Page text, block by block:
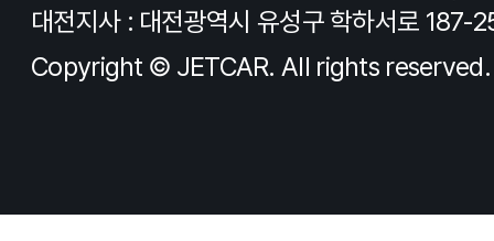
대전지사 : 대전광역시 유성구 학하서로 187-
Copyright © JETCAR. All rights reserved.